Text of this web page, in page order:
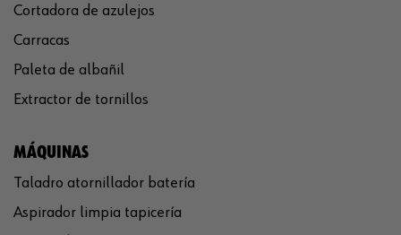
Cortadora de azulejos
Carracas
Paleta de albañil
Extractor de tornillos
MÁQUINAS
Taladro atornillador batería
Aspirador limpia tapicería